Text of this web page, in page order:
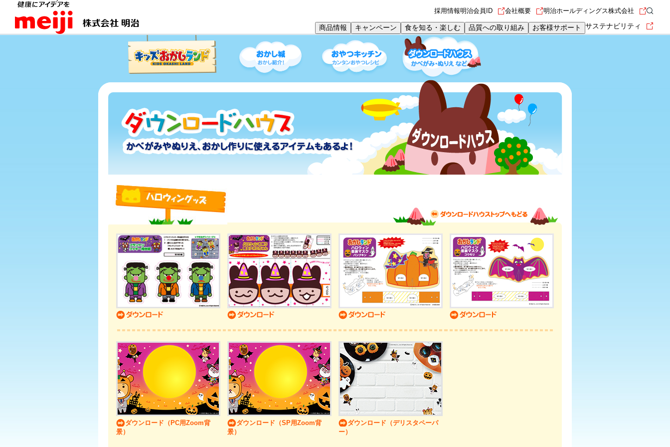
商品情報 キャンペーン 食を知る・楽しむ 品質への取り組み お客様サポート サステナビリティ
採用情報明治会員ID 会社概要 明治ホールディングス株式会社
ダウンロード（PC用Zoom背
景）
ダウンロード（SP用Zoom背
景）
ダウンロード（デリスタペーパ
ー）